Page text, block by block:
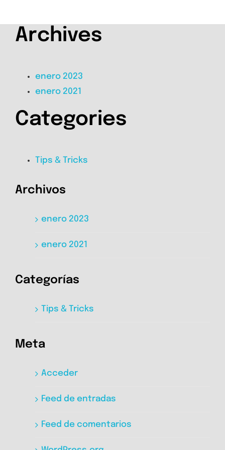
Archives
enero 2023
enero 2021
Categories
Tips & Tricks
Archivos
enero 2023
enero 2021
Categorías
Tips & Tricks
Meta
Acceder
Feed de entradas
Feed de comentarios